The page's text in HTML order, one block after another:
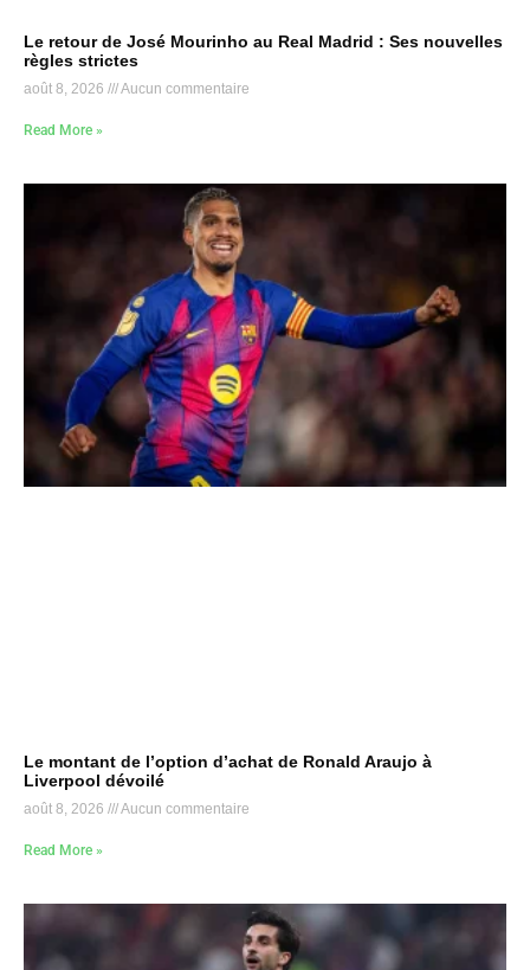
Le retour de José Mourinho au Real Madrid : Ses nouvelles
règles strictes
août 8, 2026 Aucun commentaire
Read More »
Le montant de l’option d’achat de Ronald Araujo à
Liverpool dévoilé
août 8, 2026 Aucun commentaire
Read More »